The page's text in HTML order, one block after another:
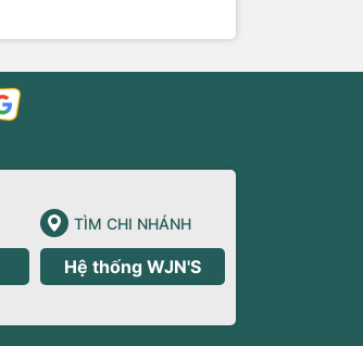
TÌM CHI NHÁNH
Hệ thống WJN'S